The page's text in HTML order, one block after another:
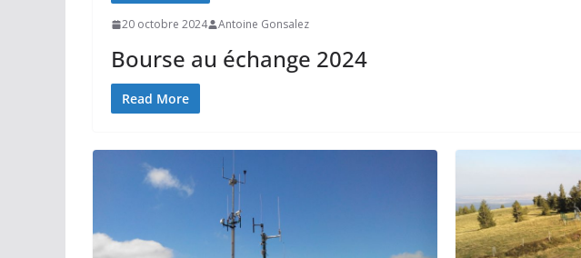
20 octobre 2024 Antoine Gonsalez
Bourse au échange 2024
Read More